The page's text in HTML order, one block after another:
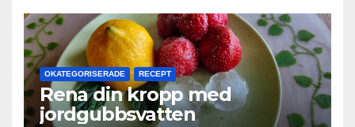
OKATEGORISERADE RECEPT
Rena din kropp med
jordgubbsvatten